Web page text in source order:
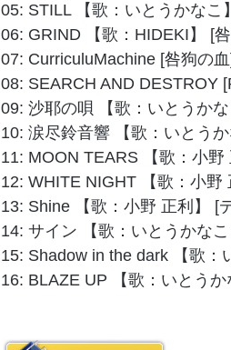
05: STILL 【歌：いとうかなこ
06: GRIND 【歌：HIDEKI】 [
07: CurriculuMachine [咎狗の
08: SEARCH AND DESTROY
09: 沙耶の唄 【歌：いとうか
10: 涙尽鈴音響 【歌：いとう
11: MOON TEARS 【歌：小
12: WHITE NIGHT 【歌：小野
13: Shine 【歌：小野 正利】 [
14: サイン 【歌：いとうかな
15: Shadow in the dark 【歌：
16: BLAZE UP 【歌：いとう